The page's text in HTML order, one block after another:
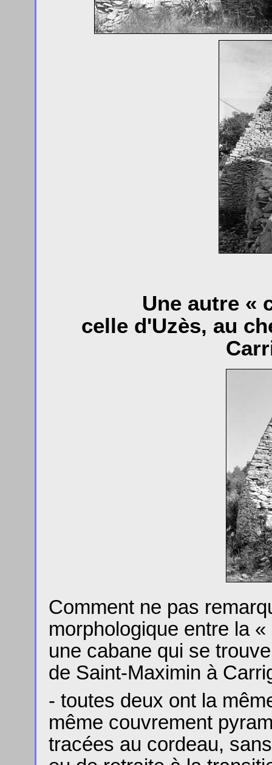
Une autre «
celle d'Uzès, au
Comment ne pas
morphologique entre la
une cabane qui se
de Saint-Maximin à
- toutes deux ont la
même couvrement
tracées au cordeau,